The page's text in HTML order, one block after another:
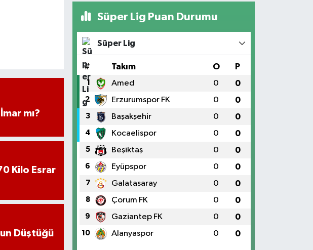
mı?
Kilo Esrar
Düştüğü
Süper Lig Puan Durumu
Süper Lig
# Takım O P
1 Amed 0 0
2 Erzurumspor FK 0 0
3 Başakşehir 0 0
4 Kocaelispor 0 0
5 Beşiktaş 0 0
6 Eyüpspor 0 0
7 Galatasaray 0 0
8 Çorum FK 0 0
9 Gaziantep FK 0 0
10 Alanyaspor 0 0